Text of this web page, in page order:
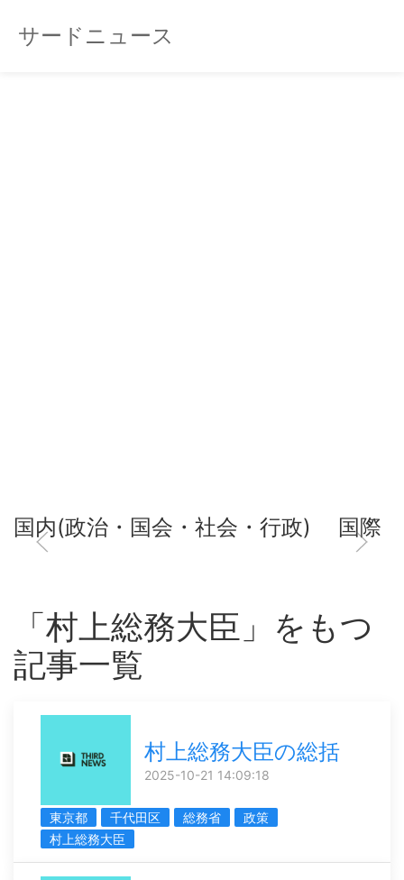
サードニュース
国内(政治・国会・社会・行政) 国際
「村上総務大臣」をもつ
記事一覧
村上総務大臣の総括
2025-10-21 14:09:18
東京都 千代田区 総務省
政策
村上総務大臣